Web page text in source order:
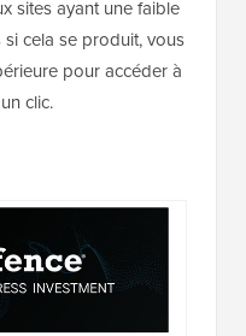
sites ayant une faible
si cela se produit, vous
pour accéder à
clic.